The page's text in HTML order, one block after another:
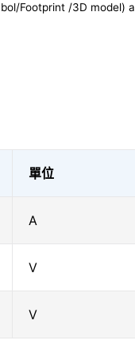
Footprint /3D model)
單位
A
V
V